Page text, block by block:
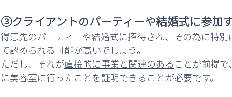
③クライアントのパーティーや結婚式に参加
得意先のパーティーや結婚式に招待され、その為に特別
て認められる可能が高いでしょう。
ただし、それが直接的に事業と関連のある ことが前提
に美容室に行ったことを証明できることが必要です。